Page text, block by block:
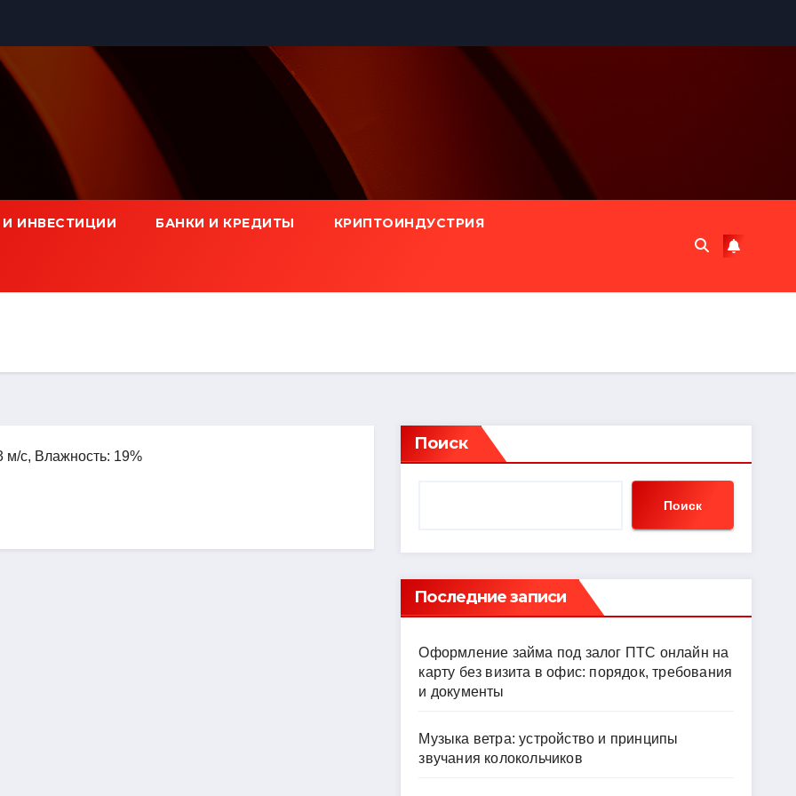
И ИНВЕСТИЦИИ БАНКИ И КРЕДИТЫ КРИПТОИНДУСТРИЯ
м/с, Влажность: 19%
Поиск
Поиск
Последние записи
Оформление займа под залог ПТС онлайн на
карту без визита в офис: порядок, требования
и документы
Музыка ветра: устройство и принципы
звучания колокольчиков